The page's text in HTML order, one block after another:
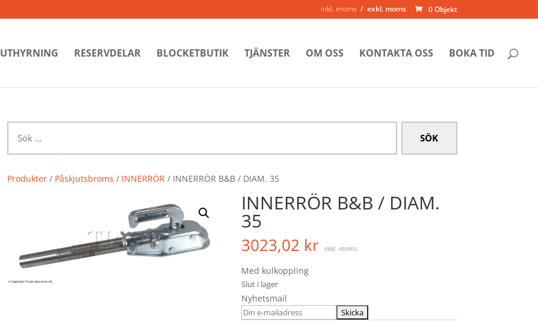
0 Objekt
inkl. moms exkl. moms
UTHYRNING RESERVDELAR BLOCKETBUTIK TJÄNSTER OM OSS KONTAKTA OSS BOKA TID
efter:
Produkter / Påskjutsbroms / INNERRÖR / INNERRÖR B&B / DIAM. 35
INNERRÖR B&B / DIAM.
35
3023,02 kr exkl. moms
Med kulkoppling
Slut i lager
Nyhetsmail